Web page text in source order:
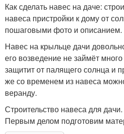
Как сделать навес на даче:
навеса пристройки к дому от
пошаговыми фото и описанием.
Навес на крыльце дачи
его возведение не займёт
защитит от палящего солнца и
же со временем из навеса
веранду.
Строительство навеса для дачи.
Первым делом подготовим